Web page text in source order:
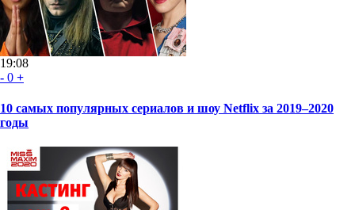
19:08
- 0 +
10 самых популярных сериалов и шоу Netflix за 2019–2020
годы